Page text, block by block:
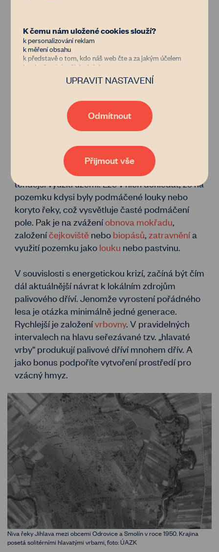
Vlastníci se snaží najít nějaké využití
„bezcenných pozemků“. Nejčastěji je napadne
je zalesnit. Tím ale mohou napáchat více škody
než užitku. I na malém paloučku může být
nějaký vzácný živočich nebo rostlina. Každý
místní pobočkou
Při hledání vhodného využití pro konkrétní
pozemek pomůže nahlédnutí do historických
katastrálních
leteckýchmap. Katastrální
mapy z 19. století velice pečlivě zaznamenaly
tehdejší využití území. Lze v nich dohledat, že na
pozemku kdysi byly podmáčené louky nebo
koryto řeky, což vysvětluje časté podmáčení
pole. Pak je na zváženíobnova mokřadu,
založeníčejkoviště nebo biopásů, zatravněnía
využití pozemku jako louku nebo pastvinu.
V souvislosti s energetickou krizí, začíná být čím
dál aktuálnější návrat k lokálním zdrojům
palivového dříví. Jenomže vyrostení pořádného
lesa je otázka minimálně jedné generace.
Rychlejší je založenívrbovny. V pravidelných
intervalech na hlavu seřezávané tzv. „hlavaté
vrby“ produkují palivové dříví mnohem dřív. A
jako bonus podpoříte vytvoření prostředí pro
vzácný hmyz.
Niva řeky Jihlava mezi obcemi Odrovice a Smolín v roce 1950. Krajina
posetá solitérními hlavatými vrbami, foto: ÚAZK
K čemu nám uložené cookies slouží?
k personalizování reklam
k měření obsahu
k představě o tom, kdo náš web čte a za jakým účelem
k vylepšování našich služeb
Důvěřujete nám?
stejně jako nám o zastavení znehodnocování půdy v Česku.
Díky tomu, že nám dáte možnost uchovávat data o vaší
aktivitě na našem webu, bude naše poradenství, databáze
vlastníků i zemědělců nebo například generátor
vás zajímají podrobnosti, přečtěte si našezásady
zpracování osobních údajů. Tak co, věříte nám?
UPRAVIT NASTAVENÍ
Odmítnout
Přijmout vše